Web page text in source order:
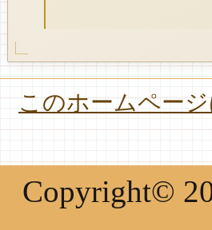
このホームペー
Copyright©